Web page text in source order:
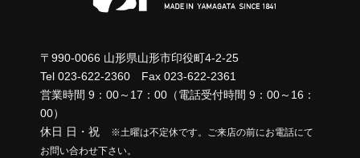
〒990-0066 山形県山形市印役町4-2-25
Tel 023-622-2360 Fax 023-622-2361
営業時間 9：00～17：00（電話受付時間 9：00～16：
00）
休日 日・祝
※土曜は不定休です。ご来店の前にお電話にて
お問い合わせ下さい。